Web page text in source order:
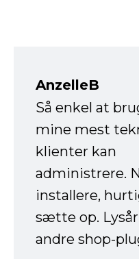
AnzelleB
Så enkel at
mine mest
klienter kan
administrere.
installere,
sætte op.
andre shop-